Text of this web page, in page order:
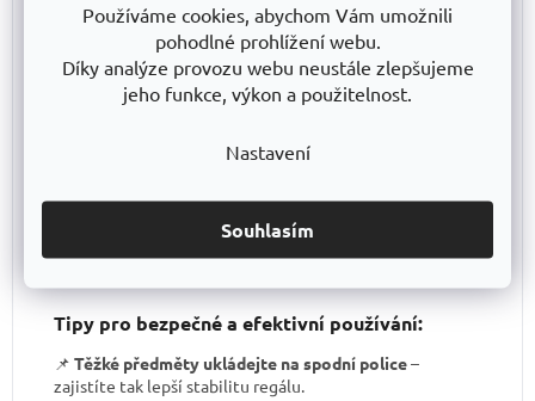
Používáme cookies, abychom Vám umožnili
pohodlné prohlížení webu.
Díky analýze provozu webu neustále zlepšujeme
jeho funkce, výkon a použitelnost.
Nastavení
Souhlasím
Bezkonkurenční poměr kvalita/cena– výborné
zpracování za férovou cenu.
📌Podpora české výroby– investujeme do lokální
produkce a technologického pokroku.
spolehněte se, že vaše skladové řešení bude
S TRESTLESsi pořizujete nejenspolehlivý regál, ale i
záruku kvality a dlouhodobé dostupnosti produktů
Tipy pro bezpečné a efektivní používání:
📌 Těžké předměty ukládejte na spodní police–
zajistíte tak lepší stabilitu regálu.